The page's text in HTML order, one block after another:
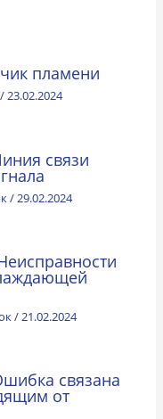
пламени
/23.02.2024
связи
/29.02.2024
/21.02.2024
связана
от